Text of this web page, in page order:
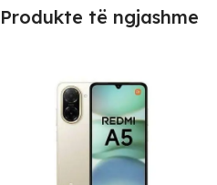
Produkte të ngjashme